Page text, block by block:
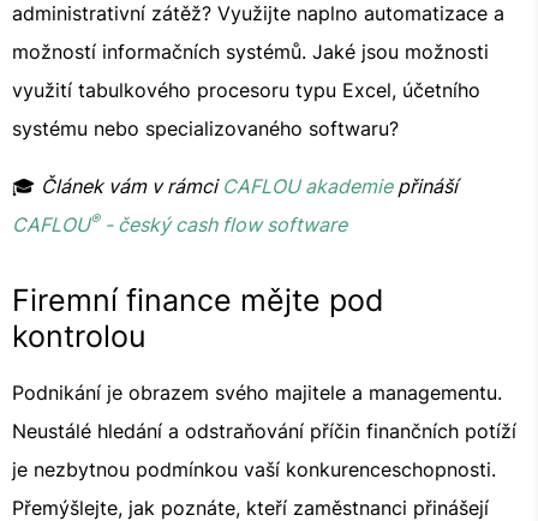
administrativní zátěž? Využijte naplno automatizace a
možností informačních systémů. Jaké jsou možnosti
využití tabulkového procesoru typu Excel, účetního
systému nebo specializovaného softwaru?
🎓 Článek vám v rámci CAFLOU akademiepřináší
CAFLOU®- český cash flow software
Firemní finance mějte pod
kontrolou
Podnikání je obrazem svého majitele a managementu.
Neustálé hledání a odstraňování příčin finančních potíží
je nezbytnou podmínkou vaší konkurenceschopnosti.
Přemýšlejte, jak poznáte, kteří zaměstnanci přinášejí